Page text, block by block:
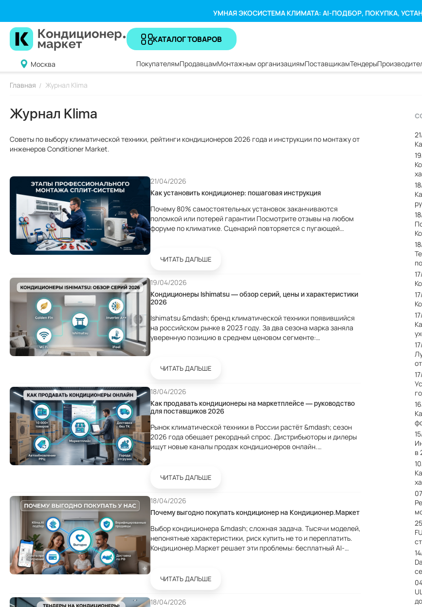
УМНАЯ ЭКОСИСТЕМА КЛИМАТА: AI-ПОДБОР, ПОКУПКА,
КАТАЛОГ ТОВАРОВ
Москва ПокупателямПродавцамМонтажным организациямПоставщикамТендеры
Главная / Журнал Klima
Журнал Klima
Советы по выбору климатической техники, рейтинги кондиционеров 2026 года и инструкции по монтажу от
инженеров Conditioner Market.
21/04/2026
Как установить кондиционер: пошаговая инструкция
Почему 80% самостоятельных установок заканчиваются
поломкой или потерей гарантии Посмотрите отзывы на любом
форуме по климатике. Сценарий повторяется с пугающей
регулярностью: купил сплит-систему, поставил сам, через три
ЧИТАТЬ ДАЛЬШЕ
19/04/2026
Кондиционеры Ishimatsu — обзор серий, цены и характеристики
2026
Ishimatsu &mdash; бренд климатической техники появившийся
на российском рынке в 2023 году. За два сезона марка заняла
уверенную позицию в среднем ценовом сегменте:
задачи и цены без переплаты за...
ЧИТАТЬ ДАЛЬШЕ
18/04/2026
Как продавать кондиционеры на маркетплейсе — руководство
для поставщиков 2026
Рынок климатической техники в России растёт &mdash; сезон
2026 года обещает рекордный спрос. Дистрибьюторы и дилеры
ищут новые каналы продаж кондиционеров онлайн.
Кондиционер.Маркет &mdash; специализированная площадка
где покупают только климатическую...
ЧИТАТЬ ДАЛЬШЕ
18/04/2026
Почему выгодно покупать кондиционер на Кондиционер.Маркет
Выбор кондиционера &mdash; сложная задача. Тысячи моделей,
непонятные характеристики, риск купить не то и переплатить.
Кондиционер.Маркет решает эти проблемы: бесплатный AI-
продавцы с реальными...
ЧИТАТЬ ДАЛЬШЕ
18/04/2026
в